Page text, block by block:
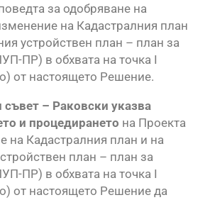
за одобряване на
на Кадастралния план
устройствен план – план за
ПР) в обхвата на точка I
от настоящето Решение.
– Раковски указва
и процедирането на Проекта
на Кадастралния план и на
план – план за
ПР) в обхвата на точка I
от настоящето Решение да